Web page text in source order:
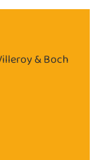
& Boch